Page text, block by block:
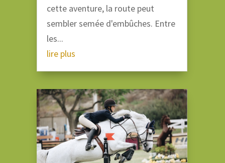
cette aventure, la route peut
sembler semée d'embûches. Entre
les...
lire plus